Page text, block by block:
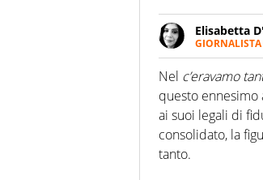
Elisabetta
Giornalista
soprattutto
nell'ambito
ruolo di
Nel c’eravamo
questo ennesimo
ai suoi legali di
consolidato, la
tanto.